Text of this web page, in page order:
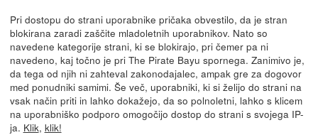
Pri dostopu do strani uporabnike pričaka obvestilo, da je stran
blokirana zaradi zaščite mladoletnih uporabnikov. Nato so
navedene kategorije strani, ki se blokirajo, pri čemer pa ni
navedeno, kaj točno je pri The Pirate Bayu spornega. Zanimivo je,
da tega od njih ni zahteval zakonodajalec, ampak gre za dogovor
med ponudniki samimi. Še več, uporabniki, ki si želijo do strani na
vsak način priti in lahko dokažejo, da so polnoletni, lahko s klicem
na uporabniško podporo omogočijo dostop do strani s svojega IP-
ja. Klik, klik!